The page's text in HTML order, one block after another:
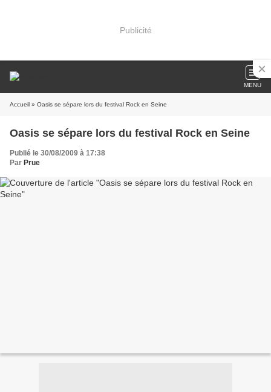
Publicité
MENU
Accueil » Oasis se sépare lors du festival Rock en Seine
Oasis se sépare lors du festival Rock en Seine
Publié le 30/08/2009 à 17:38
Par Prue